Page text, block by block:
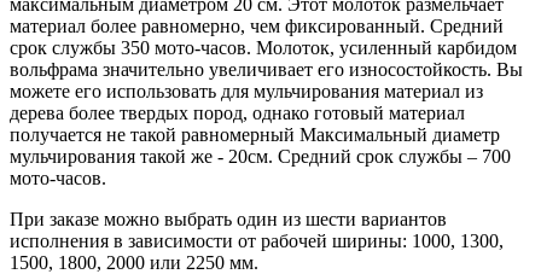
материал более равномерно, чем фиксированный. Средний
срок службы 350 мото-часов. Молоток, усиленный карбидом
вольфрама значительно увеличивает его износостойкость. Вы
можете его использовать для мульчирования материал из
дерева более твердых пород, однако готовый материал
получается не такой равномерный Максимальный диаметр
мульчирования такой же - 20см. Средний срок службы – 700
мото-часов.
При заказе можно выбрать один из шести вариантов
исполнения в зависимости от рабочей ширины: 1000, 1300,
1500, 1800, 2000 или 2250 мм.